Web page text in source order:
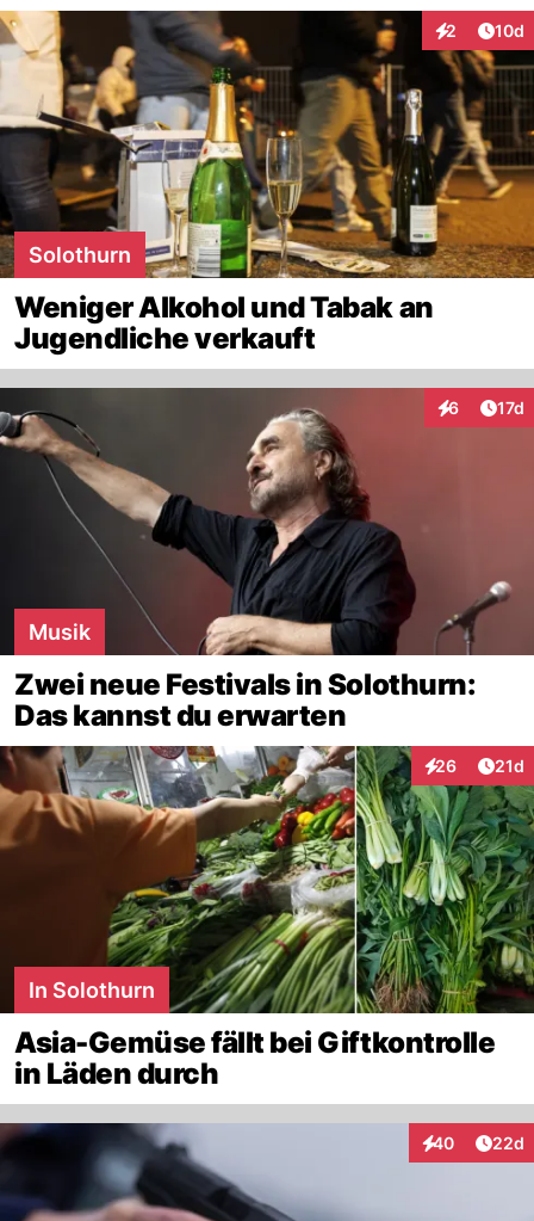
2
Interaktionen
10d
Solothurn
Weniger Alkohol und Tabak an
Jugendliche verkauft
6 17d
Musik
Zwei neue Festivals in Solothurn:
Das kannst du erwarten
26
Interaktionen
21d
In Solothurn
Asia-Gemüse fällt bei Giftkontrolle
in Läden durch
40
Interaktionen
22d